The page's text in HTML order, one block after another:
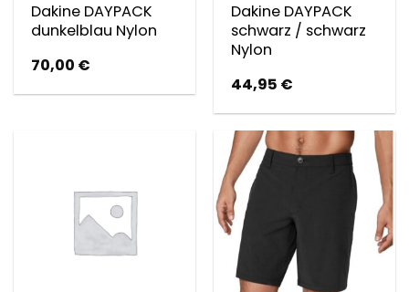
Dakine DAYPACK
dunkelblau Nylon
70,00 €
Dakine DAYPACK
schwarz / schwarz
Nylon
44,95 €